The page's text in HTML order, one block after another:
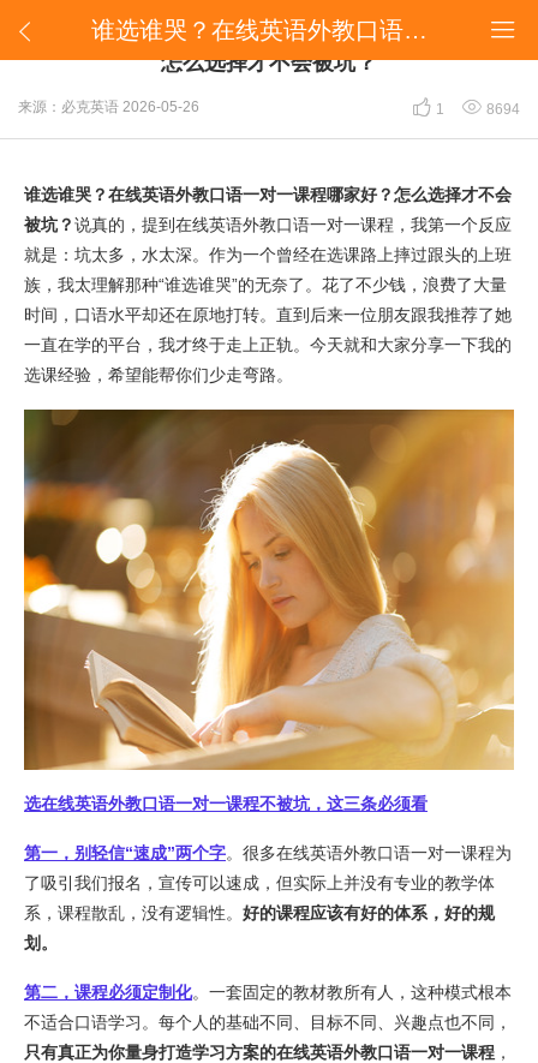
 
谁选谁哭？在线英语外教口语一对一课程哪家好？怎么选择才不会被坑？
谁选谁哭？在线英语外教口语一对一课程哪家好？
怎么选择才不会被坑？
来源：必克英语 2026-05-26  1  8694
谁选谁哭？在线英语外教口语一对一课程哪家好？怎么选择才不会
被坑？说真的，提到在线英语外教口语一对一课程，我第一个反应
就是：坑太多，水太深。作为一个曾经在选课路上摔过跟头的上班
族，我太理解那种“谁选谁哭”的无奈了。花了不少钱，浪费了大量
时间，口语水平却还在原地打转。直到后来一位朋友跟我推荐了她
一直在学的平台，我才终于走上正轨。今天就和大家分享一下我的
选课经验，希望能帮你们少走弯路。
选在线英语外教口语一对一课程不被坑，这三条必须看
第一，别轻信“速成”两个字。很多在线英语外教口语一对一课程为
了吸引我们报名，宣传可以速成，但实际上并没有专业的教学体
系，课程散乱，没有逻辑性。 好的课程应该有好的体系，好的规
划。
第二，课程必须定制化。一套固定的教材教所有人，这种模式根本
不适合口语学习。每个人的基础不同、目标不同、兴趣点也不同，
只有真正为你量身打造学习方案的在线英语外教口语一对一课程 ，